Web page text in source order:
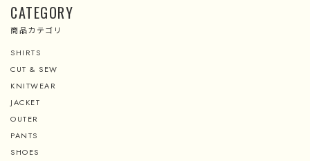
CATEGORY
商品カテゴリ
SHIRTS
CUT & SEW
KNITWEAR
JACKET
OUTER
PANTS
SHOES